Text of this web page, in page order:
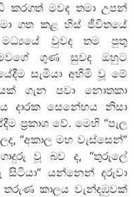
කරගත් මවද තමා උපන්
ගත කළ හිස් ජීවිතයේ
වුවද තම පුතු
ගුණ සුවද ඔහුට
සැමියා අහිමි වූ මේ
ගැන පවා නොතකා
දාරක සෙනේහය නිසා
ප්‍රකාශ වේ. මෙහි “පැල
“අකාල මහ වැස්සෙන්”
වූ බව ද, “තුරුලේ
සිටියා” යන්නෙන් දරුවා
කාලය වැන්දඹුවක්